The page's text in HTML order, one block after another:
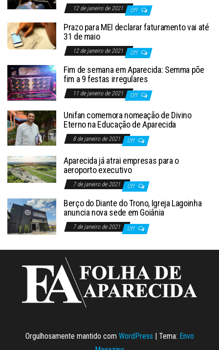
12 de janeiro de 2021 Off
Prazo para MEI declarar faturamento vai até
31 de maio
12 de janeiro de 2021 Off
Fim de semana em Aparecida: Semma põe
fim a 9 festas irregulares
11 de janeiro de 2021 Off
Unifan comemora nomeação de Divino
Eterno na Educação de Aparecida
8 de janeiro de 2021 Off
Aparecida já atrai empresas para o
aeroporto executivo
7 de janeiro de 2021 Off
Berço do Diante do Trono, Igreja Lagoinha
anuncia nova sede em Goiânia
7 de janeiro de 2021 Off
Orgulhosamente mantido com WordPress | Tema: Envo